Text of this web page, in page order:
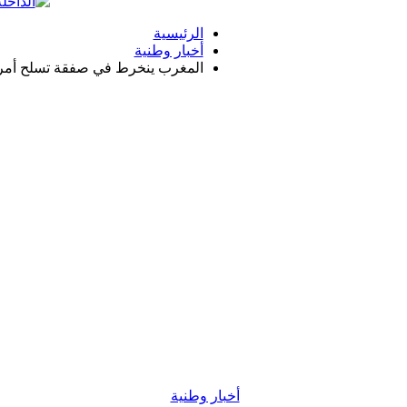
الرئيسية
أخبار وطنية
المغرب ينخرط في صفقة تسلح
أخبار وطنية